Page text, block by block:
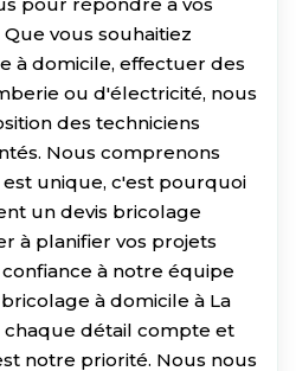
vous souhaitiez
à domicile, effectuer des
ou d'électricité, nous
des techniciens
Nous comprenons
unique, c'est pourquoi
un devis bricolage
à planifier vos projets
à notre équipe
à domicile à La
détail compte et
notre priorité. Nous nous